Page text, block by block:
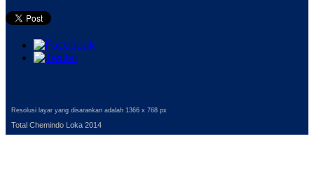
Resolusi layar yang disarankan adalah 1366 x 768 px
Total Chemindo Loka 2014